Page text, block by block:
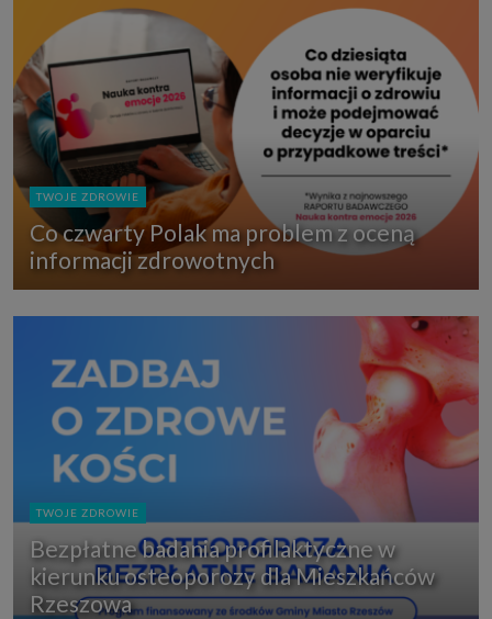
TWOJE ZDROWIE
Co czwarty Polak ma problem z oceną
informacji zdrowotnych
TWOJE ZDROWIE
Bezpłatne badania profilaktyczne w
kierunku osteoporozy dla Mieszkańców
Rzeszowa